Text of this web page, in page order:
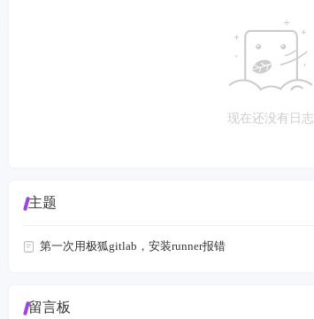
现在还没有日志
主题
第一次用极狐gitlab，安装runner报错
留言板